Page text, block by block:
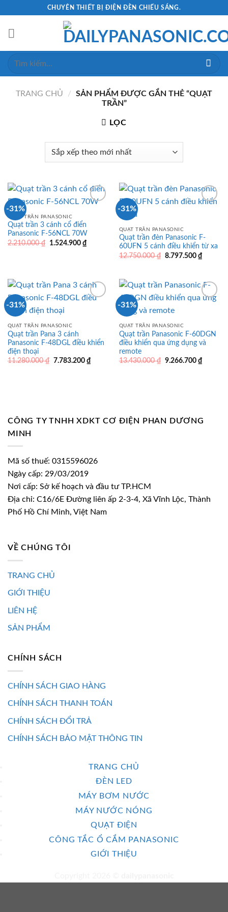
content
CHUYÊN THIẾT BỊ ĐIỆN ĐÈN CHIẾU SÁNG.
Tìm
TRANG CHỦ /
SẢN PHẨM ĐƯỢC GẮN THẺ “QUẠT
TRẦN”
LỌC
-31%
QUẠT TRẦN PANASONIC
Quạt trần 3 cánh cổ điển
Panasonic F-56NCL 70W
2.210.000₫
Giá
1.524.900 ₫Giá
hiện
-31%
QUẠT TRẦN PANASONIC
Quạt trần đèn Panasonic F-
60UFN 5 cánh điều khiển từ xa
12.750.000₫ Giá
8.797.500 ₫Giá
hiện
-31%
QUẠT TRẦN PANASONIC
Quạt trần Pana 3 cánh
Panasonic F-48DGL điều khiển
điện thoại
11.280.000₫ Giá
7.783.200 ₫Giá
-31%
QUẠT TRẦN PANASONIC
Quạt trần Panasonic F-60DGN
điều khiển qua ứng dụng và
remote
13.430.000₫ Giá
9.266.700 ₫Giá
CÔNG TY TNHH XDKT CƠ ĐIỆN PHAN DƯƠNG
MINH
Mã số thuế: 0315596026
Ngày cấp: 29/03/2019
Nơi cấp: Sở kế hoạch và đầu tư TP.HCM
Địa chỉ: C16/6E Đường liên ấp 2-3-4, Xã Vĩnh Lộc, Thành
Phố Hồ Chí Minh, Việt Nam
VỀ CHÚNG TÔI
TRANG CHỦ
GIỚI THIỆU
LIÊN HỆ
SẢN PHẨM
CHÍNH SÁCH
CHÍNH SÁCH GIAO HÀNG
CHÍNH SÁCH THANH TOÁN
CHÍNH SÁCH ĐỔI TRẢ
CHÍNH SÁCH BẢO MẬT THÔNG TIN
TRANG CHỦ
ĐÈN LED
MÁY BƠM NƯỚC
MÁY NƯỚC NÓNG
QUẠT ĐIỆN
CÔNG TẮC Ổ CẮM PANASONIC
GIỚI THIỆU